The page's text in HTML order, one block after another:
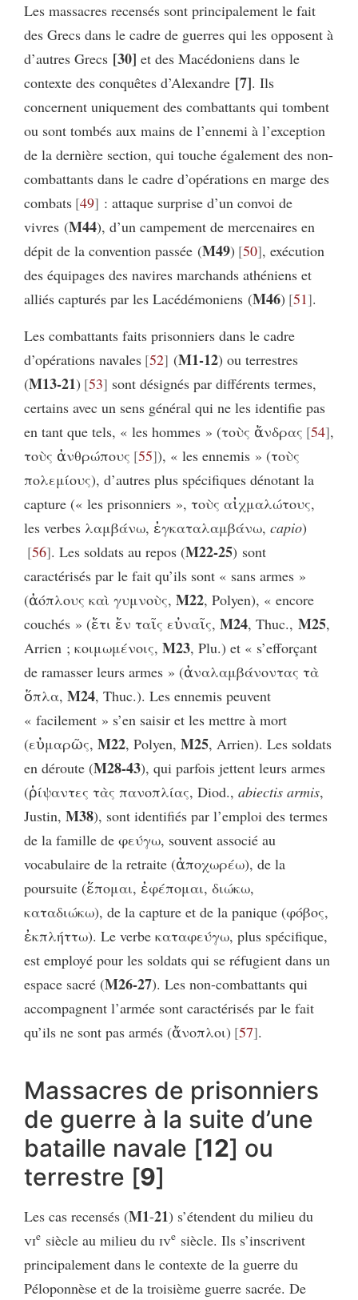
Les massacres recensés sont principalement le fait
des Grecs dans le cadre de guerres qui les opposent à
d’autres Grecs [30] et des Macédoniens dans le
contexte des conquêtes d’Alexandre [7]. Ils
concernent uniquement des combattants qui tombent
ou sont tombés aux mains de l’ennemi à l’exception
de la dernière section, qui touche également des non-
combattants dans le cadre d’opérations en marge des
combats 49 : attaque surprise d’un convoi de
vivres (M44), d’un campement de mercenaires en
dépit de la convention passée (M49) 50 , exécution
des équipages des navires marchands athéniens et
alliés capturés par les Lacédémoniens (M46) 51 .
Les combattants faits prisonniers dans le cadre
d’opérations navales 52 (M1-12) ou terrestres
(M13-21) 53 sont désignés par différents termes,
certains avec un sens général qui ne les identifie pas
en tant que tels, « les hommes » (τοὺς ἄνδρας 54 ,
τοὺς ἀνθρώπους 55 ), « les ennemis » (τοὺς
πολεμίους), d’autres plus spécifiques dénotant la
capture (« les prisonniers », τοὺς αἰχμαλώτους,
les verbes λαμβάνω, ἐγκαταλαμβάνω, capio)
56 . Les soldats au repos (M22-25) sont
caractérisés par le fait qu’ils sont « sans armes »
(ἀόπλους καὶ γυμνοὺς, M22, Polyen), « encore
couchés » (ἔτι ἔν ταῖς εὐναῖς, M24, Thuc., M25,
Arrien ; κοιμωμένοις, M23, Plu.) et « s’efforçant
de ramasser leurs armes » (ἀναλαμβάνοντας τὰ
ὅπλα, M24, Thuc.). Les ennemis peuvent
« facilement » s’en saisir et les mettre à mort
(εὐμαρῶς, M22, Polyen, M25, Arrien). Les soldats
en déroute (M28-43), qui parfois jettent leurs armes
(ῥίψαντες τὰς πανοπλίας, Diod., abiectis armis,
Justin, M38), sont identifiés par l’emploi des termes
de la famille de φεύγω, souvent associé au
vocabulaire de la retraite (ἀποχωρέω), de la
poursuite (ἕπομαι, ἐφέπομαι, διώκω,
καταδιώκω), de la capture et de la panique (φόβος,
ἐκπλήττω). Le verbe καταφεύγω, plus spécifique,
est employé pour les soldats qui se réfugient dans un
espace sacré (M26-27). Les non-combattants qui
accompagnent l’armée sont caractérisés par le fait
qu’ils ne sont pas armés (ἄνοπλοι) 57 .
Massacres de prisonniers
de guerre à la suite d’une
bataille navale [12] ou
terrestre [9]
Les cas recensés (M1-21) s’étendent du milieu du
vie siècle au milieu du ive siècle. Ils s’inscrivent
principalement dans le contexte de la guerre du
Péloponnèse et de la troisième guerre sacrée. De